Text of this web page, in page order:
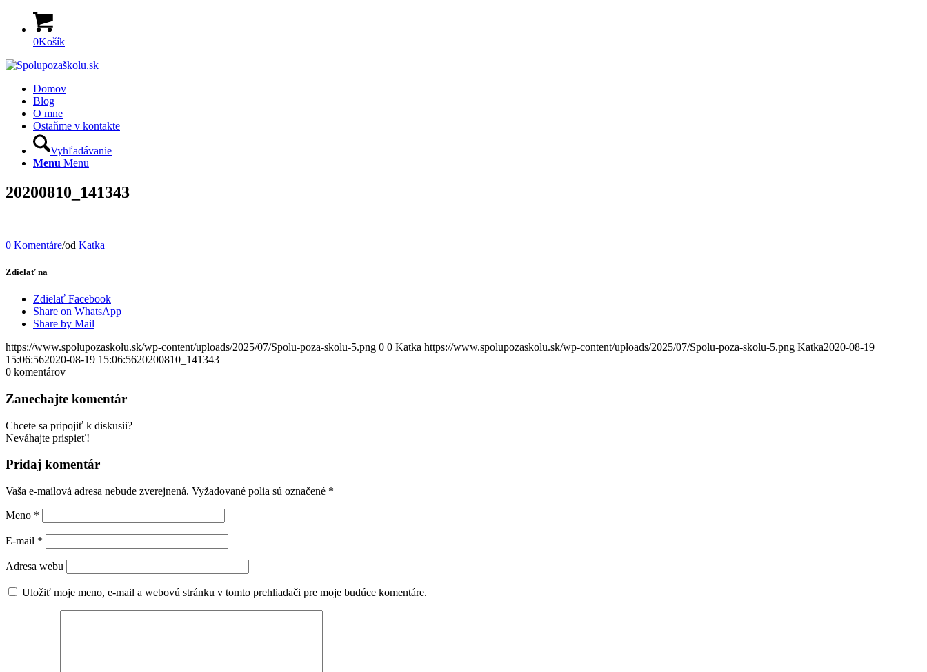
0Košík
Domov
Blog
O mne
Ostaňme v kontakte
Vyhľadávanie
Menu Menu
20200810_141343
0 Komentáre/od Katka
Zdielať na
Zdielať Facebook
Share on WhatsApp
Share by Mail
https://www.spolupozaskolu.sk/wp-content/uploads/2025/07/Spolu-poza-skolu-5.png 0 0 Katka https://www.spolupozaskolu.sk/wp-content/uploads/2025/07/Spolu-poza-skolu-5.png Katka2020-08-19
15:06:562020-08-19 15:06:5620200810_141343
0 komentárov
Zanechajte komentár
Chcete sa pripojiť k diskusii?
Neváhajte prispieť!
Pridaj komentár
Vaša e-mailová adresa nebude zverejnená. Vyžadované polia sú označené *
Meno *
E-mail *
Adresa webu
Uložiť moje meno, e-mail a webovú stránku v tomto prehliadači pre moje budúce komentáre.